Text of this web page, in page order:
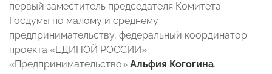
первый заместитель председателя Комитета
Госдумы по малому и среднему
предпринимательству, федеральный координатор
проекта «ЕДИНОЙ РОССИИ»
«Предпринимательство» Альфия Когогина.